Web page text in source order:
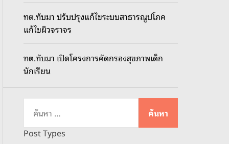
ทต.ทับมา ปรับปรุงแก้ไขระบบสาธารณูปโภค
แก้ไขผิวจราจร
ทต.ทับมา เปิดโครงการคัดกรองสุขภาพเด็ก
นักเรียน
ห
Post Types